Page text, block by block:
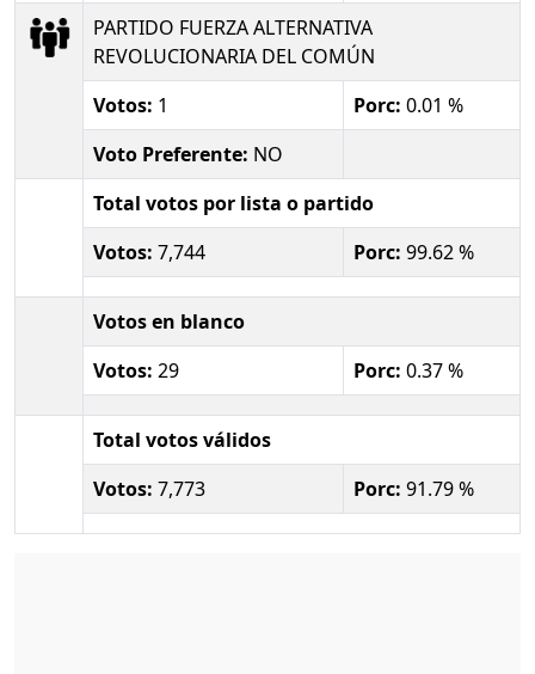
PARTIDO FUERZA ALTERNATIVA
REVOLUCIONARIA DEL COMÚN
Votos: 1 Porc: 0.01 %
Voto Preferente: NO
Total votos por lista o partido
Votos: 7,744 Porc: 99.62 %
Votos en blanco
Votos: 29 Porc: 0.37 %
Total votos válidos
Votos: 7,773 Porc: 91.79 %